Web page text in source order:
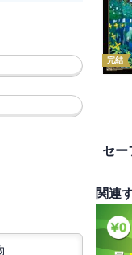
完結
セー
関連